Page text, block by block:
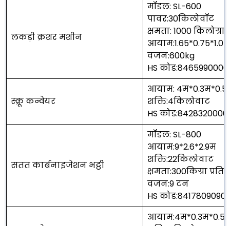
लकड़ी क्रशर मशीन
मॉडल: SL-600
पावर:30किलोवॉट
क्षमता: 1000
वजन:600kg
HS
स्क्रू कन्वेयर
आयाम:
शक्ति:4किलोवाट
HS कोड:8428320000
सतत कार्बनाइजेशन भट्ठी
मॉडल: SL-800
आयाम:9*2.6*2.9म
शक्ति:22किलोवाट
क्षमता:300किग्रा प्रति
वजन:9 टन
HS कोड:8417809090